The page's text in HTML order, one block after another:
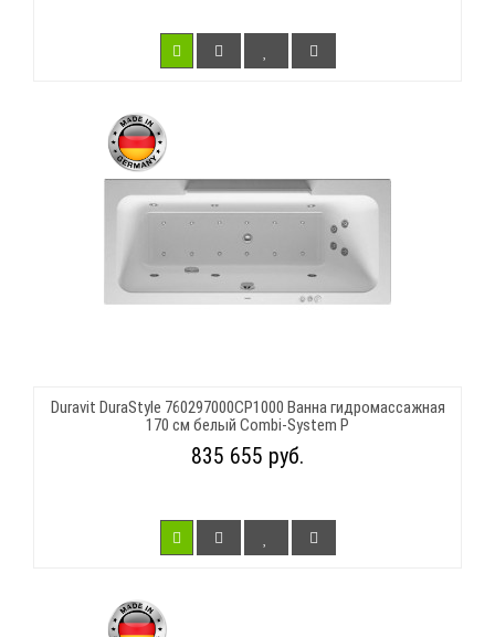
Duravit DuraStyle 760297000CP1000 Ванна гидромассажная
170 см белый Combi-System P
835 655 руб.